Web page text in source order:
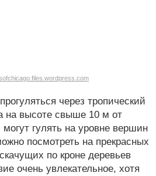
через тропический
на высоте свыше 10 м от
гулять на уровне вершин
посмотреть на прекрасных
по кроне деревьев
очень увлекательное, хотя